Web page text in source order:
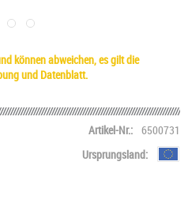
können abweichen, es gilt die
und Datenblatt.
Artikel-Nr.: 6500731
Ursprungsland: